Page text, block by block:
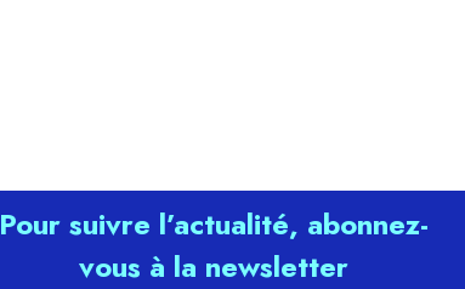
Pour suivre l’actualité, abonnez-
vous à la newsletter